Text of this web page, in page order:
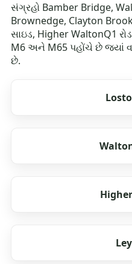
સંગ્રહો Bamber Bridge,
Brownedge, Clayton
સાઇડ, Higher WaltonQ1
M6 અને M65 પહોંચે છે જ્યાં
છે.